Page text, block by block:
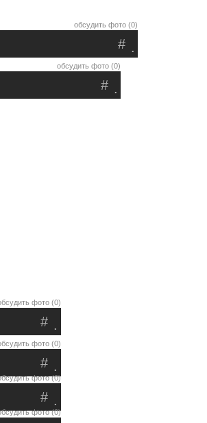
обсудить фото (0)
.
#
обсудить фото (0)
.
#
фото (0)
.
#
фото (0)
.
#
фото (0)
.
#
фото (0)